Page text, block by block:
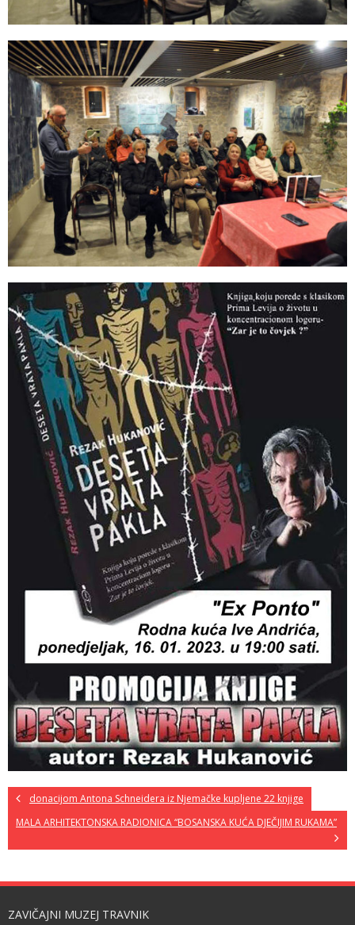
donacijom Antona Schneidera iz Njemačke kupljene 22 knjige
MALA ARHITEKTONSKA RADIONICA “BOSANSKA KUĆA DJEČIJIM RUKAMA”
ZAVIČAJNI MUZEJ TRAVNIK